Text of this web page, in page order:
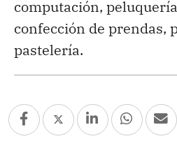
computación,
confección de prendas,
pastelería.